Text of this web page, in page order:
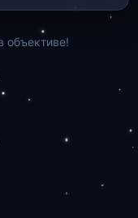
объективе!